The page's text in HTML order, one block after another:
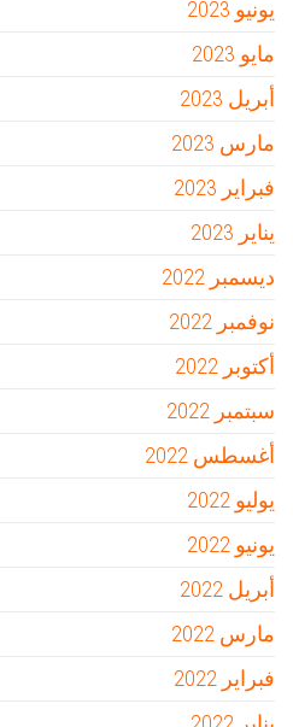
يونيو 2023
مايو 2023
أبريل 2023
مارس 2023
فبراير 2023
يناير 2023
ديسمبر 2022
نوفمبر 2022
أكتوبر 2022
سبتمبر 2022
أغسطس 2022
يوليو 2022
يونيو 2022
أبريل 2022
مارس 2022
فبراير 2022